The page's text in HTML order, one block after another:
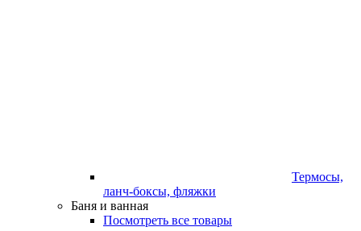
Термосы,
ланч-боксы, фляжки
Баня и ванная
Посмотреть все товары